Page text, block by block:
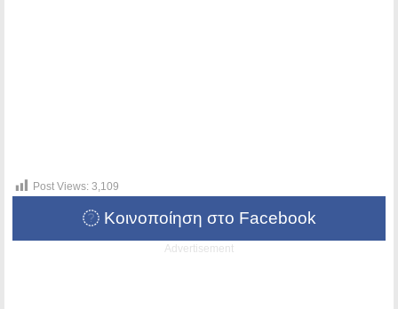
Post Views: 3,109
Κοινοποίηση στο Facebook
Advertisement